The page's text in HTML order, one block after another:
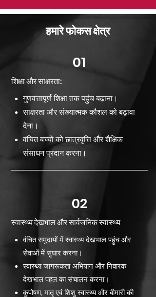
हमारे फोकस क्षेत्र
01
शिक्षा और साक्षरता:
गुणवत्तापूर्ण शिक्षा तक पहुंच बढ़ाना।
साक्षरता और संख्यात्मक कौशल को बढ़ावा
देना।
वंचित बच्चों को छात्रवृत्ति और शैक्षिक
संसाधन प्रदान करना।
02
स्वास्थ्य देखभाल और सार्वजनिक स्वास्थ्य
वंचित समुदायों में स्वास्थ्य देखभाल पहुंच और
सेवाओं में सुधार करना।
स्वास्थ्य जागरूकता अभियान और निवारक
देखभाल पहल का संचालन करना।
कुपोषण, मातृ एवं शिशु स्वास्थ्य और बीमारी की